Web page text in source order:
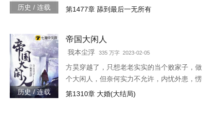
历史 / 连载
身！“大胆奴才，竟然还没净身，朕诛你九
“陛下，本宫来侍寝。”女皇帝情急之下连忙吹
灭灯火，“小赵子，你替朕伺候皇后，以后便是
朕的心腹！”
第1477章 舔到最后一无所有
历史 / 连载
帝国大闲人
我本尘浮 335 万字 2023-02-05
方昊穿越了，只想老老实实的当个败家子，做
个大闲人，但奈何实力不允许，内忧外患，愣
是把一个败家子逼成了救世主，无所不能！种
第1310章 大婚(大结局)